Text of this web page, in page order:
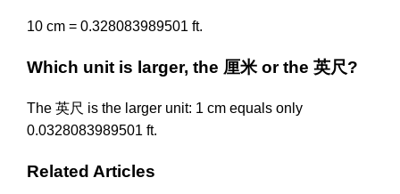
10 cm = 0.328083989501 ft.
Which unit is larger, the 厘米 or the 英尺?
The 英尺 is the larger unit: 1 cm equals only
0.0328083989501 ft.
Related Articles